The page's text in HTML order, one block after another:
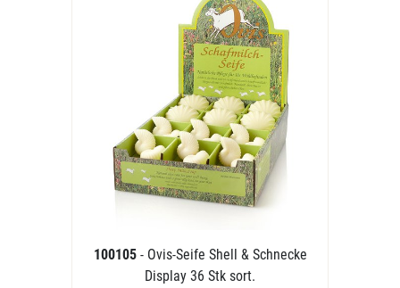
100105 - Ovis-Seife Shell & Schnecke
Display 36 Stk sort.